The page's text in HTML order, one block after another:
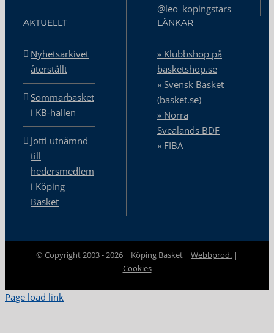
@leo_kopingstars
AKTUELLT
Nyhetsarkivet
återställt
Sommarbasket
i KB-hallen
Jotti utnämnd
till
hedersmedlem
i Köping
Basket
LÄNKAR
» Klubbshop på
basketshop.se
» Svensk Basket
(basket.se)
» Norra
Svealands BDF
» FIBA
© Copyright 2003 -2026 | Köping Basket | Webbprod. |
Cookies
Page load link